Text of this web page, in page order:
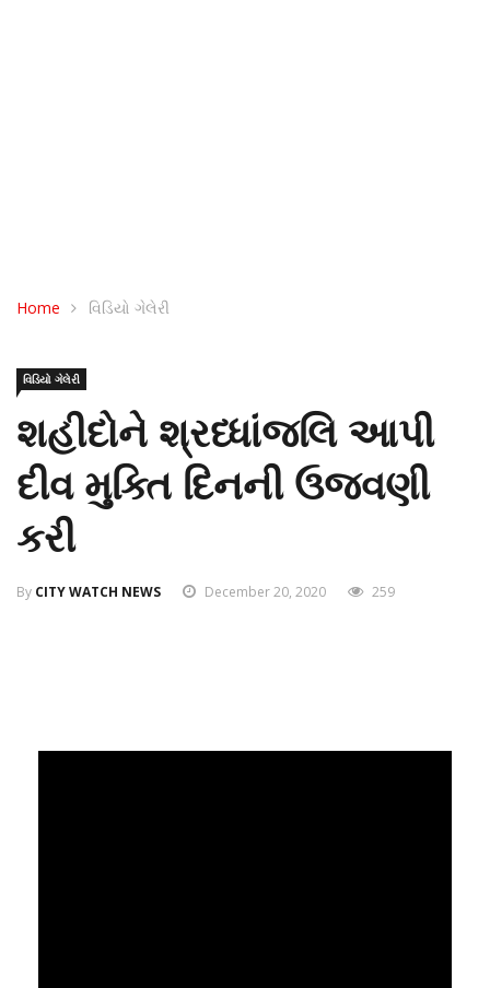
Home વિડિયો ગેલેરી
વિડિયો ગેલેરી
શહીદોને શ્રધ્ધાંજલિ આપી
દીવ મુક્તિ દિનની ઉજવણી
કરી
By CITY WATCH NEWS December 20, 2020 259